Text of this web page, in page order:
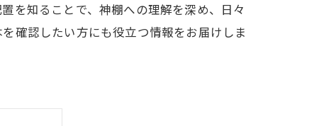
を知ることで、神棚への理解を深め、日々
確認したい方にも役立つ情報をお届けしま